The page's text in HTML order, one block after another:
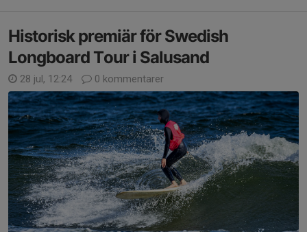
Historisk premiär för Swedish
Longboard Tour i Salusand
28 jul, 12:24 0 kommentarer